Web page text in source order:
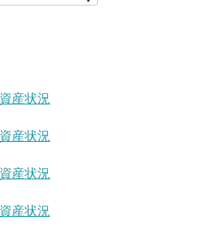
産状況
産状況
産状況
産状況